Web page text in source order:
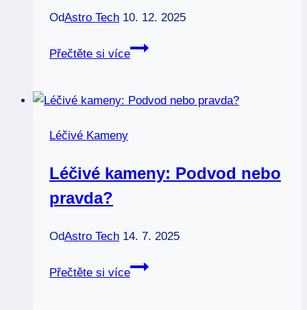
OdAstro Tech 10. 12. 2025
Přečtěte si více
Labradorit
Energie
dosah
Léčivé Kameny
Léčivé kameny: Podvod nebo
pravda?
OdAstro Tech 14. 7. 2025
Přečtěte si více
Léčivé